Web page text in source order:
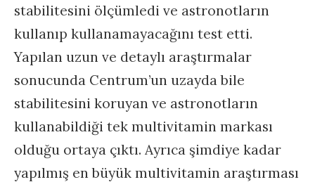
stabilitesini ölçümledi ve astronotların
kullanıp kullanamayacağını test etti.
Yapılan uzun ve detaylı araştırmalar
sonucunda Centrum’un uzayda bile
stabilitesini koruyan ve astronotların
kullanabildiği tek multivitamin markası
olduğu ortaya çıktı. Ayrıca şimdiye kadar
yapılmış en büyük multivitamin araştırması